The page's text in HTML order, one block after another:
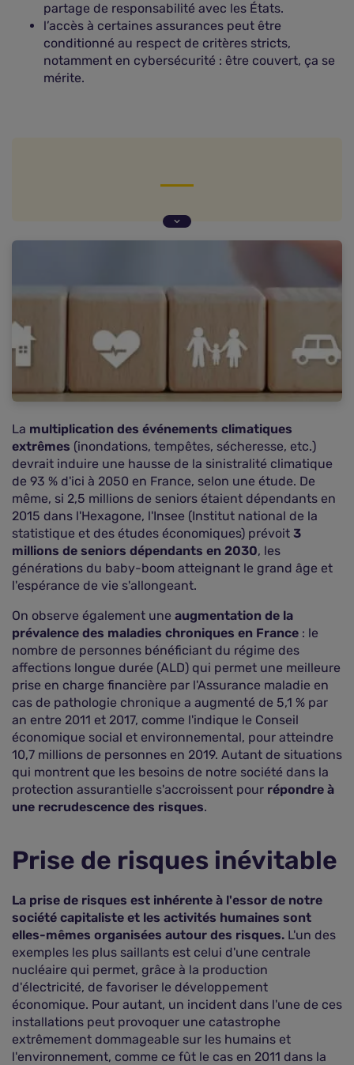
partage de responsabilité avec les États.
l’accès à certaines assurances peut être
conditionné au respect de critères stricts,
notamment en cybersécurité : être couvert, ça se
mérite.
L'assurance, filet de sécurité
Mériter l'assurance
La multiplication des événements climatiques
extrêmes (inondations, tempêtes, sécheresse, etc.)
devrait induire une hausse de la sinistralité climatique
de 93 % d'ici à 2050 en France, selon une étude. De
même, si 2,5 millions de seniors étaient dépendants en
2015 dans l'Hexagone, l'Insee (Institut national de la
statistique et des études économiques) prévoit 3
millions de seniors dépendants en 2030, les
générations du baby-boom atteignant le grand âge et
l'espérance de vie s'allongeant.
On observe également une augmentation de la
prévalence des maladies chroniques en France : le
nombre de personnes bénéficiant du régime des
affections longue durée (ALD) qui permet une meilleure
prise en charge financière par l'Assurance maladie en
cas de pathologie chronique a augmenté de 5,1 % par
an entre 2011 et 2017, comme l'indique le Conseil
économique social et environnemental, pour atteindre
10,7 millions de personnes en 2019. Autant de situations
qui montrent que les besoins de notre société dans la
protection assurantielle s'accroissent pour répondre à
une recrudescence des risques.
Prise de risques inévitable
La prise de risques est inhérente à l'essor de notre
société capitaliste et les activités humaines sont
elles-mêmes organisées autour des risques. L'un des
exemples les plus saillants est celui d'une centrale
nucléaire qui permet, grâce à la production
d'électricité, de favoriser le développement
économique. Pour autant, un incident dans l'une de ces
installations peut provoquer une catastrophe
extrêmement dommageable sur les humains et
l'environnement, comme ce fût le cas en 2011 dans la